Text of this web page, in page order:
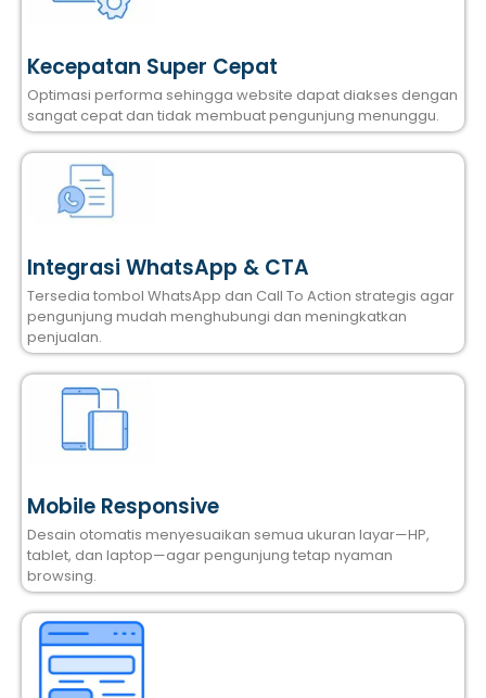
Kecepatan Super Cepat
Optimasi performa sehingga website dapat diakses dengan
sangat cepat dan tidak membuat pengunjung menunggu.
Integrasi WhatsApp & CTA
Tersedia tombol WhatsApp dan Call To Action strategis agar
pengunjung mudah menghubungi dan meningkatkan
penjualan.
Mobile Responsive
Desain otomatis menyesuaikan semua ukuran layar—HP,
tablet, dan laptop—agar pengunjung tetap nyaman
browsing.